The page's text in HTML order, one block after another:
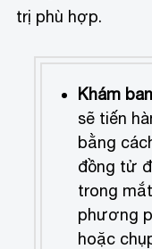
trị phù hợp.
Khám
sẽ tiến
bằng
đồng tử
trong
phương
hoặc